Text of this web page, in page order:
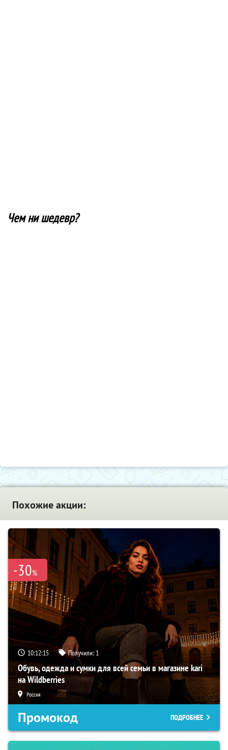
Чем ни шедевр?
Похожие акции:
-30%
10:12:14 Получили: 1
Обувь, одежда и сумки для всей семьи в магазине kari
на Wildberries
Россия
Промокод ПОДРОБНЕЕ